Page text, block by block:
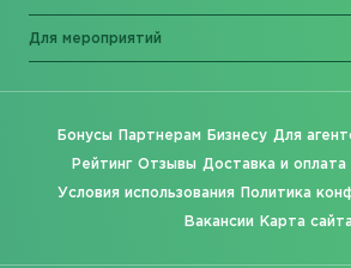
Для мероприятий
Бонусы Партнерам Бизнесу Для
Рейтинг Отзывы Доставка и оплата
Условия использования Политика
Вакансии Карта сайта